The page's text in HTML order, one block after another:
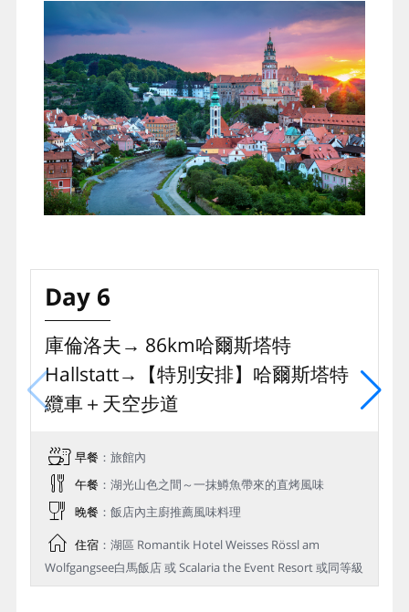
Day 6
庫倫洛夫→ 86km哈爾斯塔特
Hallstatt→【特別安排】哈爾斯塔特
纜⾞＋天空步道
早餐 ：旅館內
午餐 ：湖光山色之間～一抹鱒魚帶來的直烤風味
晚餐 ：飯店內主廚推薦風味料理
住宿：湖區 Romantik Hotel Weisses Rössl am
Wolfgangsee白馬飯店 或 Scalaria the Event Resort 或同等級